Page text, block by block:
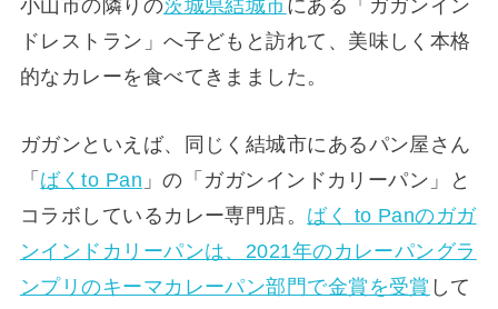
小山市の隣りの茨城県結城市にある「ガガンイン
ドレストラン」へ子どもと訪れて、美味しく本格
的なカレーを食べてきまました。
ガガンといえば、同じく結城市にあるパン屋さん
「 ばくto Pan 」の「ガガンインドカリーパン」と
コラボしているカレー専門店。 ばく to Panのガガ
ンインドカリーパンは、2021年のカレーパングラ
ンプリのキーマカレーパン部門で金賞を受賞 して